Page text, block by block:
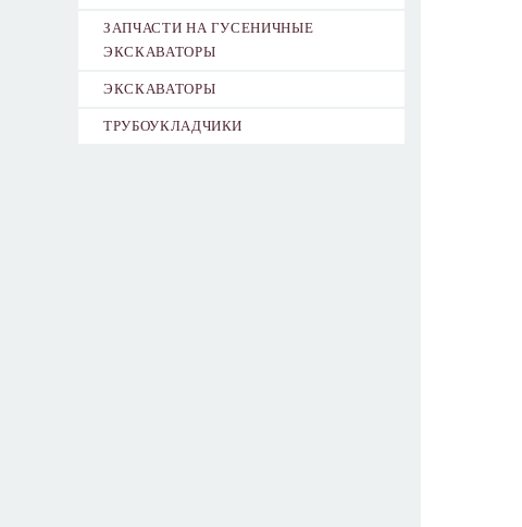
ЗАПЧАСТИ НА ГУСЕНИЧНЫЕ
ЭКСКАВАТОРЫ
ЭКСКАВАТОРЫ
ТРУБОУКЛАДЧИКИ